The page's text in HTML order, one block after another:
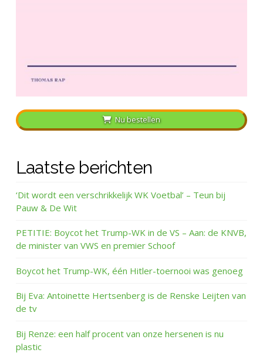
Nu bestellen
Laatste berichten
‘Dit wordt een verschrikkelijk WK Voetbal’ – Teun bij
Pauw & De Wit
PETITIE: Boycot het Trump-WK in de VS – Aan: de KNVB,
de minister van VWS en premier Schoof
Boycot het Trump-WK, één Hitler-toernooi was genoeg
Bij Eva: Antoinette Hertsenberg is de Renske Leijten van
de tv
Bij Renze: een half procent van onze hersenen is nu
plastic